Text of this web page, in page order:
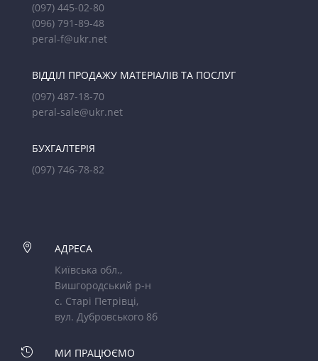
(097) 445-02-80
(096) 791-89-48
peral-f@ukr.net
ВІДДІЛ ПРОДАЖУ МАТЕРІАЛІВ ТА ПОСЛУГ
(097) 487-18-70
peral-sale@ukr.net
БУХГАЛТЕРІЯ
(097) 746-78-82

АДРЕСА
Київська обл.,
Вишгородський р-н
с. Старі Петрівці,
вул. Дубровського 8б

МИ ПРАЦЮЄМО